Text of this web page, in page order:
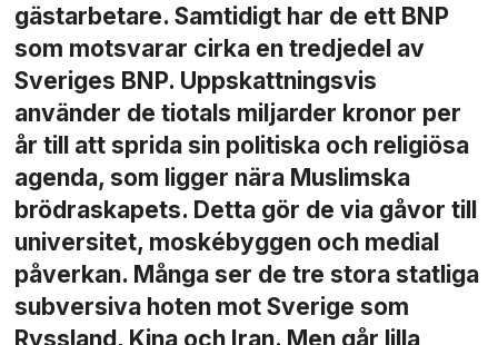
gästarbetare. Samtidigt har de ett BNP
som motsvarar cirka en tredjedel av
Sveriges BNP. Uppskattningsvis
använder de tiotals miljarder kronor per
år till att sprida sin politiska och religiösa
agenda, som ligger nära Muslimska
brödraskapets. Detta gör de via gåvor till
universitet, moskébyggen och medial
påverkan. Många ser de tre stora statliga
subversiva hoten mot Sverige som
Ryssland, Kina och Iran. Men går lilla